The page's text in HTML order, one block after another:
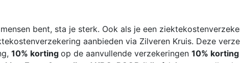
bent, sta je sterk. Ook als je een
aanbieden via Zilveren Kruis. Deze
10% korting op de aanvullende verzekeringen 10% korting